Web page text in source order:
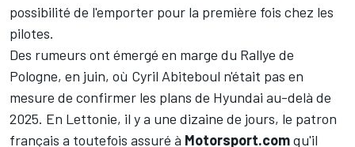
possibilité de l'emporter pour la première fois chez les
pilotes.
Des rumeurs ont émergé en marge du Rallye de
Pologne, en juin, où Cyril Abiteboul n'était pas en
mesure de confirmer les plans de Hyundai au-delà de
2025. En Lettonie, il y a une dizaine de jours, le patron
français a toutefois assuré à Motorsport.comqu'il